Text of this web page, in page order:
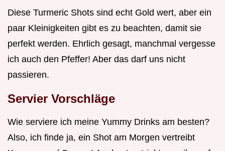
Diese Turmeric Shots sind echt Gold wert, aber ein
paar Kleinigkeiten gibt es zu beachten, damit sie
perfekt werden. Ehrlich gesagt, manchmal vergesse
ich auch den Pfeffer! Aber das darf uns nicht
passieren.
Servier Vorschläge
Wie serviere ich meine Yummy Drinks am besten?
Also, ich finde ja, ein Shot am Morgen vertreibt